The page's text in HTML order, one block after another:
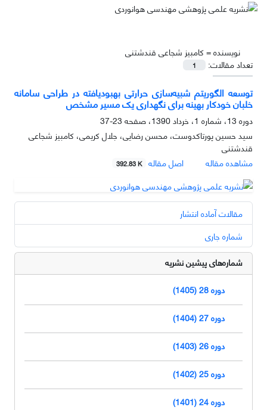
نویسنده =کامبیز شجاعی قندشتنی
تعداد مقالات:
1
توسعه الگوریتم شبیه‌سازی حرارتی بهبودیافته در طراحی سامانه
خلبان خودکار بهینه برای نگهداری یک مسیر مشخص
دوره 13، شماره 1، خرداد 1390، صفحه
23-37
سید حسین پورتاکدوست، محسن رضایی، جلال کریمی، کامبیز شجاعی
قندشتنی
مشاهده مقاله
اصل مقاله 392.83 K
مقالات آماده انتشار
شماره جاری
شماره‌های پیشین نشریه
دوره 28 (1405)
دوره 27 (1404)
دوره 26 (1403)
دوره 25 (1402)
دوره 24 (1401)